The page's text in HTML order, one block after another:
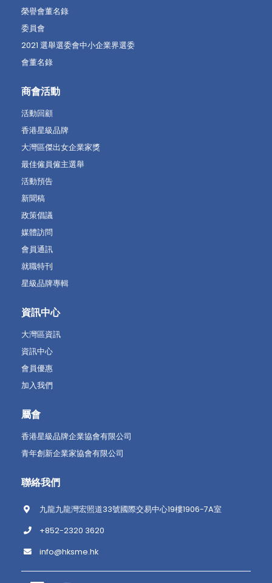
榮譽會董名錄
委員會
2021 選舉選委會中小企業界選委
會董名錄
商會活動
活動回顧
香港星級品牌
大灣區傑出女企業家獎
最佳僱員僱主選舉
活動預告
新聞稿
政策倡議
媒體訪問
會員通訊
就職特刊
星級品牌專輯
資訊中心
大灣區資訊
資訊中心
會員優惠
加入我們
屬會
香港星級品牌企業協會有限公司
青年創新企業家協會有限公司
聯絡我們
九龍九龍灣宏照道33號國際交易中心19樓1906-7A室
+852-2320 3620
info@hksme.hk